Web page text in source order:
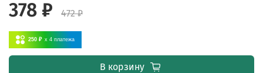
378 ₽ 472 ₽
250 ₽ x 4 платежа
В корзину